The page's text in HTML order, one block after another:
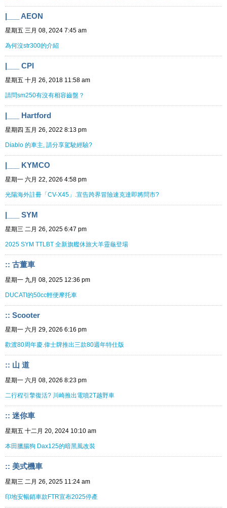
|___ AEON
星期五 三月 08, 2024 7:45 am
為何沒str300的介紹
|___ CPI
星期五 十月 26, 2018 11:58 am
請問sm250有沒有相容齒盤？
|___ Hartford
星期四 五月 26, 2022 8:13 pm
Diablo 的車主, 請分享駕駛經驗?
|___ KYMCO
星期一 六月 22, 2026 4:58 pm
光陽海外註冊「CV-X45」.宣告跨界冒險速克達即將問市?
|___ SYM
星期三 二月 26, 2025 6:47 pm
2025 SYM TTLBT 全新旗艦休旅大羊靈龜登場
:: 古董車
星期一 九月 08, 2025 12:36 pm
DUCATI的50cc輕便摩托車
:: Scooter
星期一 六月 29, 2026 6:16 pm
歡渡80周年慶.偉士牌推出三款80週年特仕版
:: 山 道
星期一 六月 08, 2026 8:23 pm
二行程引擎復活? 川崎推出電噴2T越野車
:: 迷你車
星期五 十二月 20, 2024 10:10 am
本田臘腸狗 Dax125的暗黑風改裝
:: 美式機車
星期三 二月 26, 2025 11:24 am
印地安暢銷車款FTR宣布2025停產